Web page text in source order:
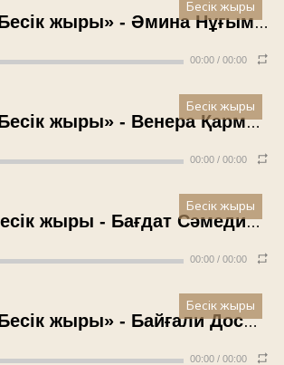
«Бесік жыры» - Әмина Нұғыманова (1971 жыл)
00:00 / 00:00
Бесік жыры
«Бесік жыры» - Венера Қармысова (1971 жыл)
00:00 / 00:00
Бесік жыры
Бесік жыры - Бағдат Сәмединова (1997 жыл)
00:00 / 00:00
Бесік жыры
«Бесік жыры» - Байғали Досымжанов (1970 жыл)
00:00 / 00:00
Бесік жыры